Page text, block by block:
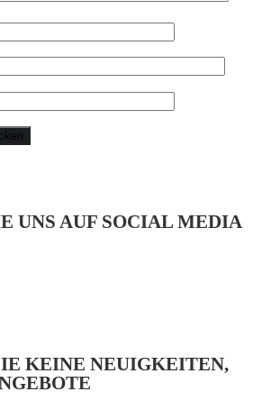
UNS AUF SOCIAL MEDIA
KEINE NEUIGKEITEN,